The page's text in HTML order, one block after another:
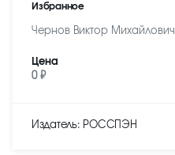
Избранное
Чернов Виктор Михайлович
Цена
0 ₽
Издатель: РОССПЭН